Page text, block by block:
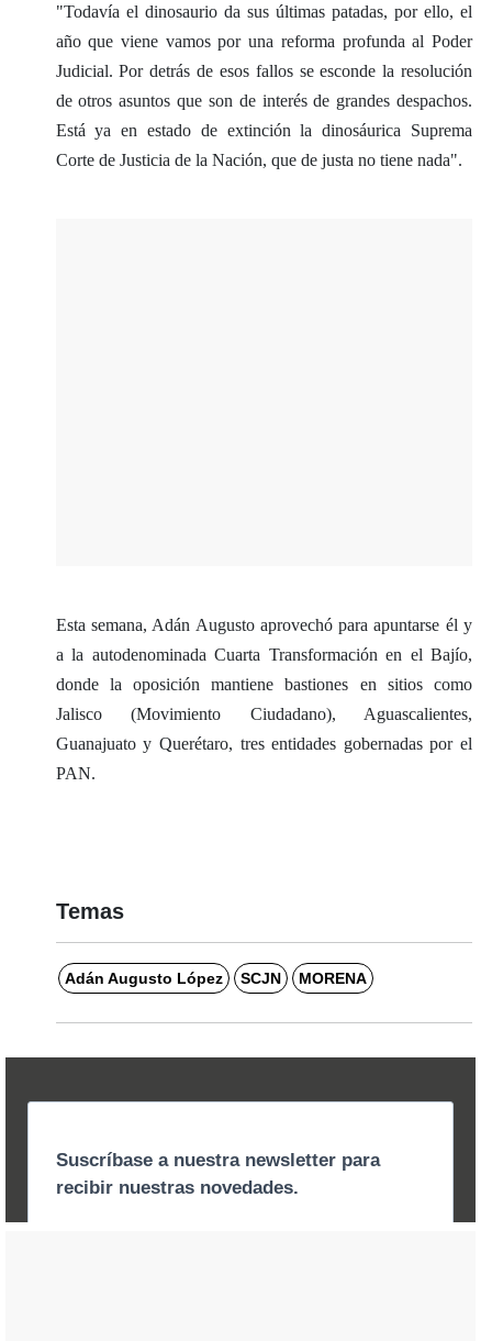
"Todavía el dinosaurio da sus últimas patadas, por ello, el
año que viene vamos por una reforma profunda al Poder
Judicial. Por detrás de esos fallos se esconde la resolución
de otros asuntos que son de interés de grandes despachos.
Está ya en estado de extinción la dinosáurica Suprema
Corte de Justicia de la Nación, que de justa no tiene nada".
Esta semana, Adán Augusto aprovechó para apuntarse él y
a la autodenominada Cuarta Transformación en el Bajío,
donde la oposición mantiene bastiones en sitios como
Jalisco (Movimiento Ciudadano), Aguascalientes,
Guanajuato y Querétaro, tres entidades gobernadas por el
PAN.
Temas
Adán Augusto López SCJN MORENA